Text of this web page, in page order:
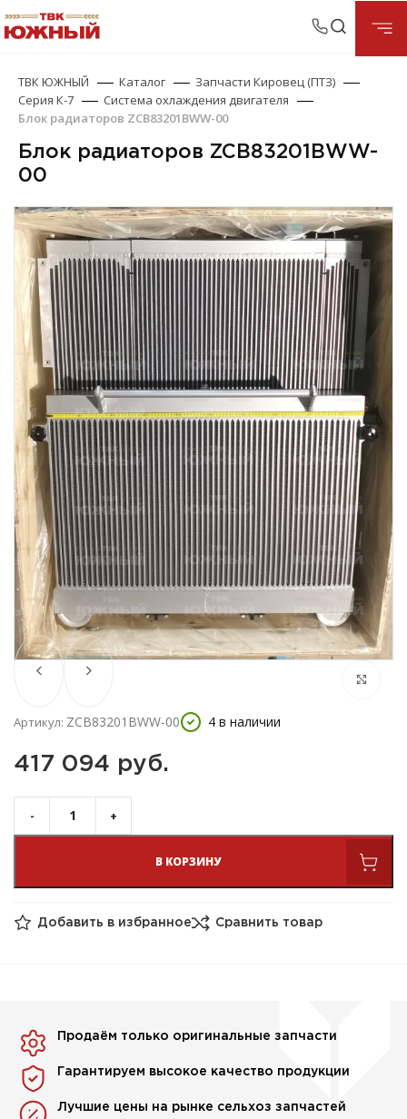
ТВК ЮЖНЫЙ Каталог
Запчасти Кировец (ПТЗ)
Серия К-7
Система охлаждения двигателя
Блок радиаторов ZCB83201BWW-00
Блок радиаторов ZCB83201BWW-
00
Артикул: ZCB83201BWW-00 4 в наличии
417 094 руб.
В КОРЗИНУ
Добавить в избранное Сравнить товар
Продаём только оригинальные запчасти
Гарантируем высокое качество продукции
Лучшие цены на рынке сельхоз запчастей